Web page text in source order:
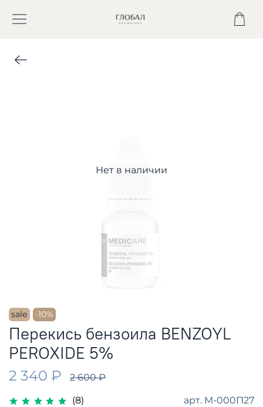
Нет в наличии
sale -10%
(8) арт. М-000П27
Перекись бензоила BENZOYL
PEROXIDE 5%
2 340 ₽ 2 600 ₽